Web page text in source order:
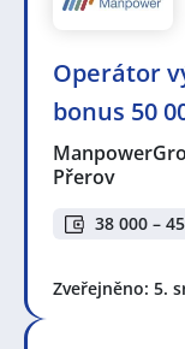
Operátor
bonus 50
Přerov
38 000 –
Zveřejněno: 5.